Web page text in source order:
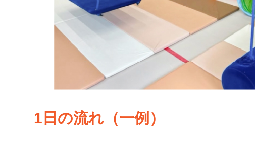
1日の流れ（一例）